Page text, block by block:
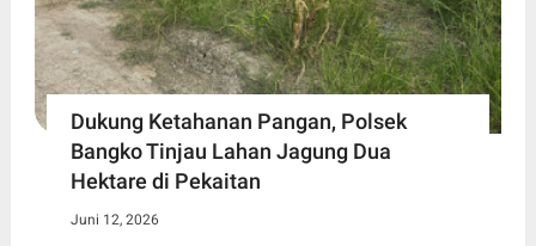
Dukung Ketahanan Pangan, Polsek
Bangko Tinjau Lahan Jagung Dua
Hektare di Pekaitan
Juni 12, 2026